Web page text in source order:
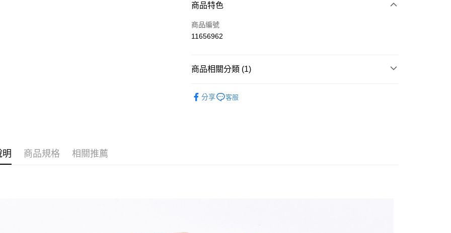
Apple Pay
全盈+PAY
商品特色
商品編號
11656962
商品相關分類 (1)
分享
客服
明 商品規格 相關推薦